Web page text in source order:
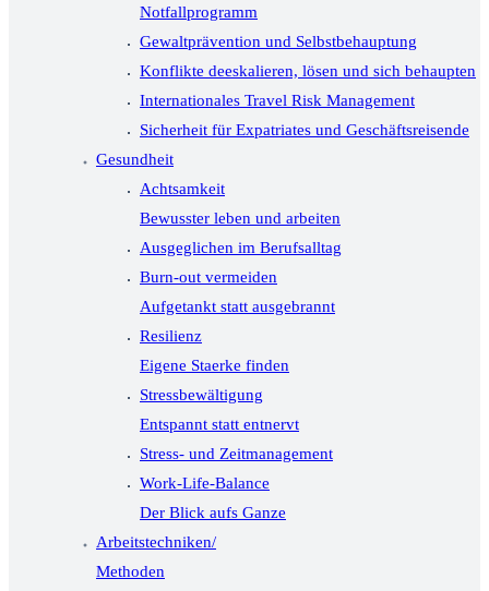
Notfallprogramm
Gewaltprävention und Selbstbehauptung
Konflikte deeskalieren, lösen und sich behaupten
Internationales Travel Risk Management
Sicherheit für Expatriates und Geschäftsreisende
Gesundheit
Achtsamkeit
Bewusster leben und arbeiten
Ausgeglichen im Berufsalltag
Burn-out vermeiden
Aufgetankt statt ausgebrannt
Resilienz
Eigene Staerke finden
Stressbewältigung
Entspannt statt entnervt
Stress- und Zeitmanagement
Work-Life-Balance
Der Blick aufs Ganze
Arbeitstechniken/
Methoden